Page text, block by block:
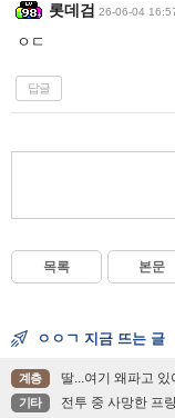
롯데검 26-06-04
ㅇㄷ
답글
목록 본문
ㅇㅇㄱ 지금 뜨는 글
계층 딸...여기 왜파고 있
기타 전투 중 사망한 프